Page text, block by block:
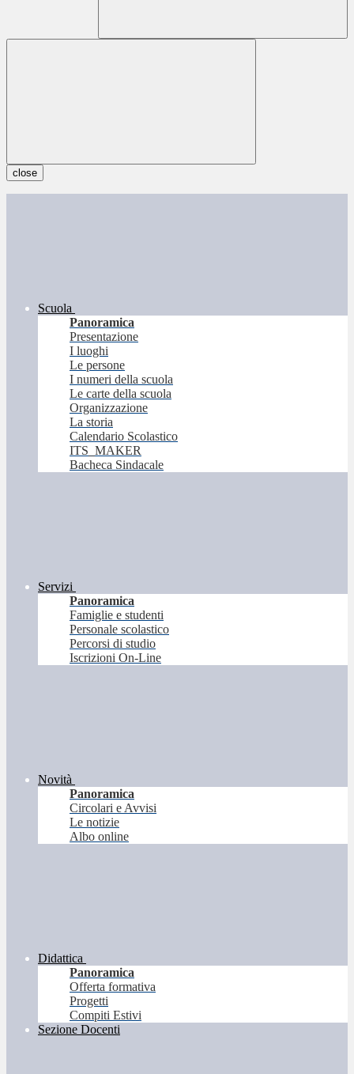
close
Scuola
Panoramica
Presentazione
I luoghi
Le persone
I numeri della scuola
Le carte della scuola
Organizzazione
La storia
Calendario Scolastico
ITS_MAKER
Bacheca Sindacale
Servizi
Panoramica
Famiglie e studenti
Personale scolastico
Percorsi di studio
Iscrizioni On-Line
Novità
Panoramica
Circolari e Avvisi
Le notizie
Albo online
Didattica
Panoramica
Offerta formativa
Progetti
Compiti Estivi
Sezione Docenti